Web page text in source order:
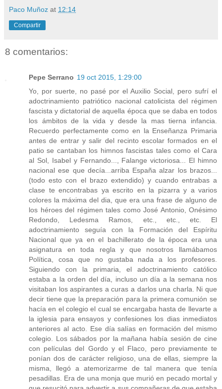
Paco Muñoz at 12:14
Compartir
8 comentarios:
Pepe Serrano 19 oct 2015, 1:29:00
Yo, por suerte, no pasé por el Auxilio Social, pero sufrí el
adoctrinamiento patriótico nacional catolicista del régimen
fascista y dictatorial de aquella época que se daba en todos
los ámbitos de la vida y desde la mas tierna infancia.
Recuerdo perfectamente como en la Enseñanza Primaria
antes de entrar y salir del recinto escolar formados en el
patio se cantaban los himnos fascistas tales como el Cara
al Sol, Isabel y Fernando..., Falange victoriosa... El himno
nacional ese que decía...arriba España alzar los brazos...
(todo esto con el brazo extendido) y cuando entrabas a
clase te encontrabas ya escrito en la pizarra y a varios
colores la máxima del dia, que era una frase de alguno de
los héroes del régimen tales como José Antonio, Onésimo
Redondo, Ledesma Ramos, etc., etc., etc. El
adoctrinamiento seguía con la Formación del Espíritu
Nacional que ya en el bachillerato de la época era una
asignatura en toda regla y que nosotros llamábamos
Política, cosa que no gustaba nada a los profesores.
Siguiendo con la primaria, el adoctrinamiento católico
estaba a la orden del día, incluso un día a la semana nos
visitaban los aspirantes a curas a darlos una charla. Ni que
decir tiene que la preparación para la primera comunión se
hacía en el colegio el cual se encargaba hasta de llevarte a
la iglesia para ensayos y confesiones los dias inmediatos
anteriores al acto. Ese día salías en formación del mismo
colegio. Los sábados por la mañana había sesión de cine
con películas del Gordo y el Flaco, pero previamente te
ponían dos de carácter religioso, una de ellas, siempre la
misma, llegó a atemorizarme de tal manera que tenía
pesadillas. Era de una monja que murió en pecado mortal y